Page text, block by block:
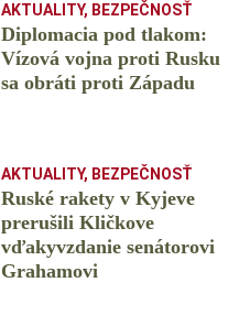
AKTUALITY, BEZPEČNOSŤ
Diplomacia pod tlakom:
Vízová vojna proti Rusku
sa obráti proti Západu
AKTUALITY, BEZPEČNOSŤ
Ruské rakety v Kyjeve
prerušili Kličkove
vďakyvzdanie senátorovi
Grahamovi